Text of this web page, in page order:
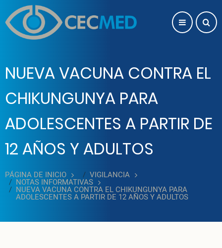
Pasar al contenido principal
NUEVA VACUNA CONTRA EL
CHIKUNGUNYA PARA
ADOLESCENTES A PARTIR DE
12 AÑOS Y ADULTOS
PÁGINA DE INICIO VIGILANCIA
NOTAS INFORMATIVAS
NUEVA VACUNA CONTRA EL CHIKUNGUNYA PARA
ADOLESCENTES A PARTIR DE 12 AÑOS Y ADULTOS